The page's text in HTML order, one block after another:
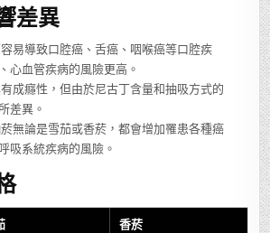
差異
易導致口腔癌、舌癌、咽喉癌等口腔疾
心血管疾病的風險更高。
成癮性，但由於尼古丁含量和抽吸方式的
差異。
無論是雪茄或香菸，都會增加罹患各種癌
吸系統疾病的風險。
香菸